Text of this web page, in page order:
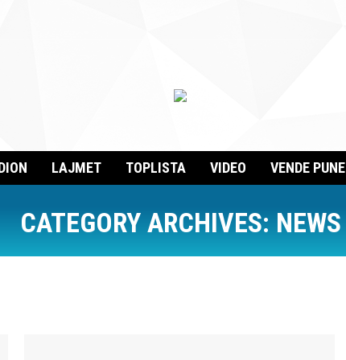
LAJMET TOPLISTA VIDEO VENDE PUNE
CATEGORY ARCHIVES:NEWS